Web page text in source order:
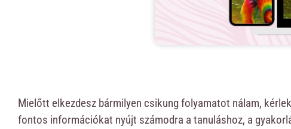
Mielőtt elkezdesz bármilyen csikung folyamatot nálam,
fontos információkat nyújt számodra a tanuláshoz, a